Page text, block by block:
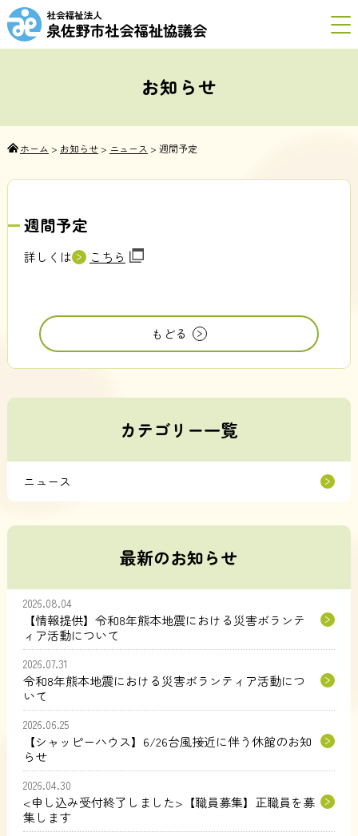
お知らせ
ホーム > お知らせ> ニュース > 週間予定
週間予定
詳しくは こちら
もどる
カテゴリー一覧
ニュース
最新のお知らせ
2026.08.04
【情報提供】令和8年熊本地震における災害ボランテ
ィア活動について
2026.07.31
令和8年熊本地震における災害ボランティア活動につ
いて
2026.06.25
【シャッピーハウス】6/26台風接近に伴う休館のお知
らせ
2026.04.30
<申し込み受付終了しました>【職員募集】正職員を募
集します